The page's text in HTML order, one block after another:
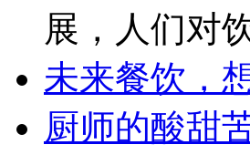
展，人们对
未来餐饮，
厨师的酸甜